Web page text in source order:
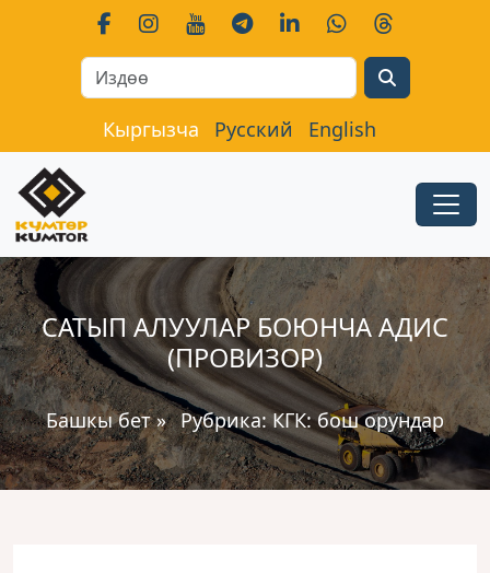
Кыргызча Русский English
САТЫП АЛУУЛАР БОЮНЧА АДИС
(ПРОВИЗОР)
Башкы бет» Рубрика:КГК: бош орундар